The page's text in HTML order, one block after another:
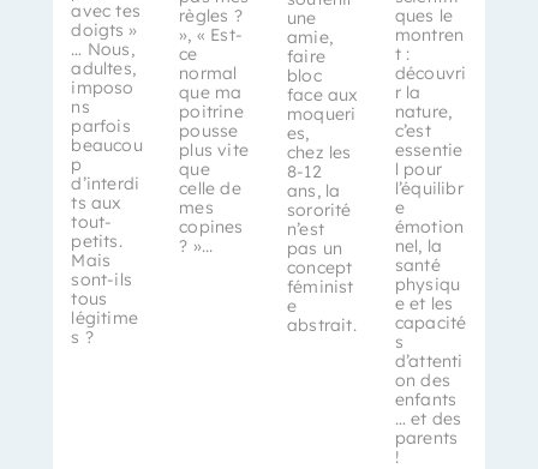
avec tes
doigts »
… Nous,
adultes,
imposo
ns
parfois
beaucou
p
d’interdi
ts aux
tout-
petits.
Mais
sont-ils
tous
légitime
s ?
règles ?
», « Est-
ce
normal
que ma
poitrine
pousse
plus vite
que
celle de
mes
copines
? »...
une
amie,
faire
bloc
face aux
moqueri
es,
chez les
8-12
ans, la
sororité
n’est
pas un
concept
féminist
e
abstrait.
ques le
montren
t :
découvri
r la
nature,
c’est
essentie
l pour
l’équilibr
e
émotion
nel, la
santé
physiqu
e et les
capacité
s
d’attenti
on des
enfants
… et des
parents
!